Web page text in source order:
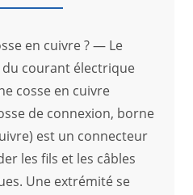
en cuivre ? — Le
du courant électrique
cosse en cuivre
de connexion, borne
est un connecteur
les fils et les câbles
Une extrémité se